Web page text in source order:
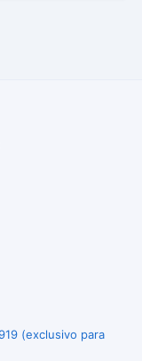
(exclusivo para